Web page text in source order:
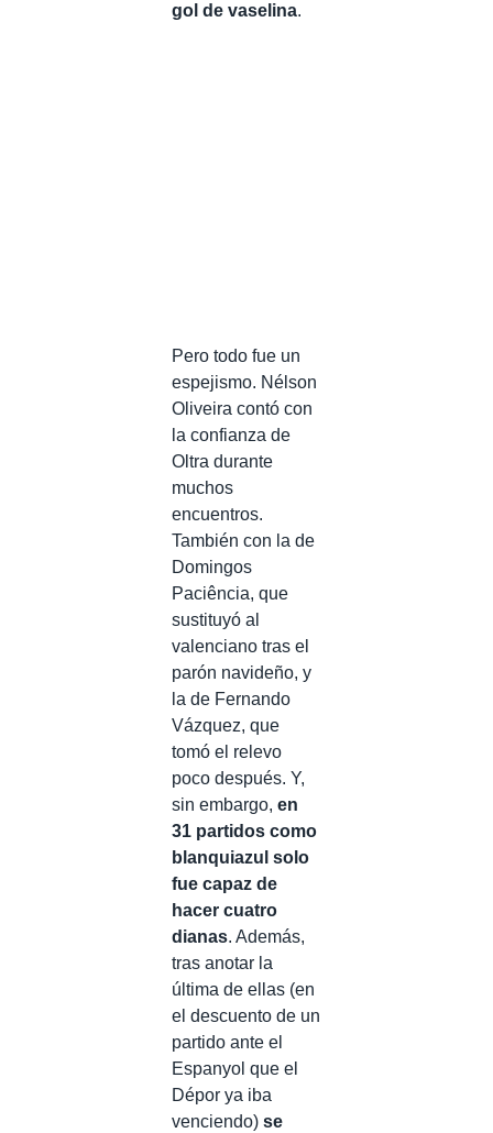
gol de vaselina.
Pero todo fue un
espejismo. Nélson
Oliveira contó con
la confianza de
Oltra durante
muchos
encuentros.
También con la de
Domingos
Paciência, que
sustituyó al
valenciano tras el
parón navideño, y
la de Fernando
Vázquez, que
tomó el relevo
poco después. Y,
sin embargo, en
31 partidos como
blanquiazul solo
fue capaz de
hacer cuatro
dianas. Además,
tras anotar la
última de ellas (en
el descuento de un
partido ante el
Espanyol que el
Dépor ya iba
venciendo) se